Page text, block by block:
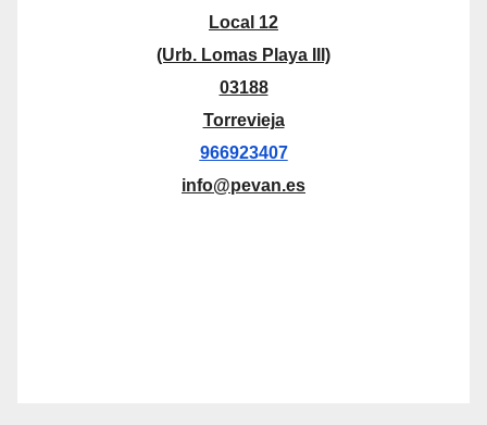
Local 12
(Urb. Lomas Playa III)
03188
Torrevieja
966923407
info@pevan.es